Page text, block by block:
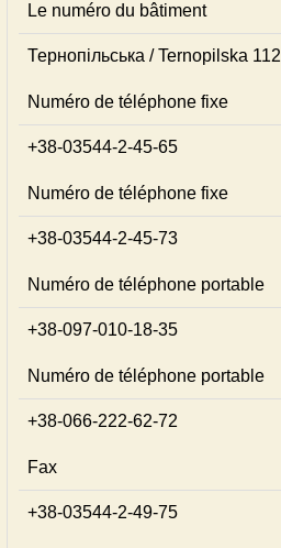
Le numéro du bâtiment
Тернопільська / Ternopilska 112
Numéro de téléphone fixe
+38-03544-2-45-65
Numéro de téléphone fixe
+38-03544-2-45-73
Numéro de téléphone portable
+38-097-010-18-35
Numéro de téléphone portable
+38-066-222-62-72
Fax
+38-03544-2-49-75